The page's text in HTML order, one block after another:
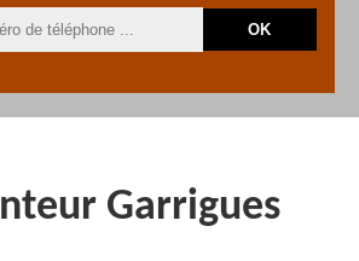
Garrigues